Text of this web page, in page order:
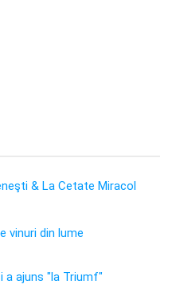
& La Cetate Miracol
vinuri din lume
a ajuns "la Triumf"